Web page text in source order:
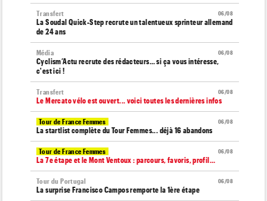
06/08
Transfert
La Soudal Quick-Step recrute un talentueux sprinteur allemand
de 24 ans
06/08
Média
Cyclism’Actu recrute des rédacteurs… si ça vous intéresse,
c'est ici !
06/08
Transfert
Le Mercato vélo est ouvert... voici toutes les dernières infos
06/08
Tour de France Femmes
La startlist complète du Tour Femmes... déjà 16 abandons
06/08
Tour de France Femmes
La 7e étape et le Mont Ventoux : parcours, favoris, profil…
06/08
Tour du Portugal
La surprise Francisco Campos remporte la 1ère étape